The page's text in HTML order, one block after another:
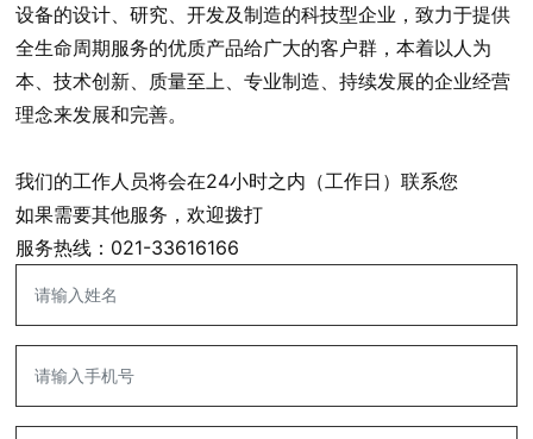
设备的设计、研究、开发及制造的科技型企业，致力于提供
全生命周期服务的优质产品给广大的客户群，本着以人为
本、技术创新、质量至上、专业制造、持续发展的企业经营
理念来发展和完善。
我们的工作人员将会在24小时之内（工作日）联系您
如果需要其他服务，欢迎拨打
服务热线： 021-33616166